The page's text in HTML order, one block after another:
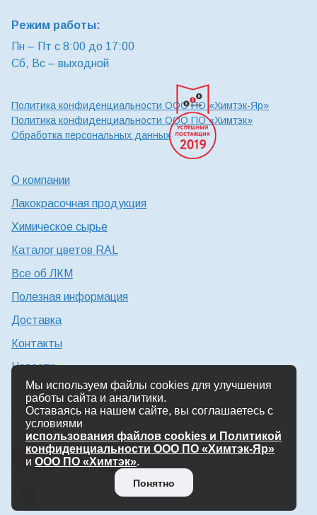
Режим работы:
Пн – Пт с 8:00 до 17:00
Сб, Вс – выходной
Политика конфиденциальности ООО ПО «Химтэк-Яр»
Политика конфиденциальности ООО ПО «Химтэк»
Обработка персональных данных
О компании
Лакокрасочная продукция
Химическое сырье
Каталог цветов RAL
Все об ЛКМ
Полезная информация
Доставка
Контакты
Новости
Консультация технолога
Работа в Химтэк
Мы используем файлы cookies для улучшения
работы сайта и аналитики.
Оставаясь на нашем сайте, вы соглашаетесь с
условиями
использования файлов cookies и Политикой
конфиденциальности ООО ПО «Химтэк-Яр»
и ООО ПО «Химтэк».
Понятно